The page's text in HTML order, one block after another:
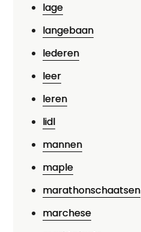
lage
langebaan
lederen
leer
leren
lidl
mannen
maple
marathonschaatsen
marchese